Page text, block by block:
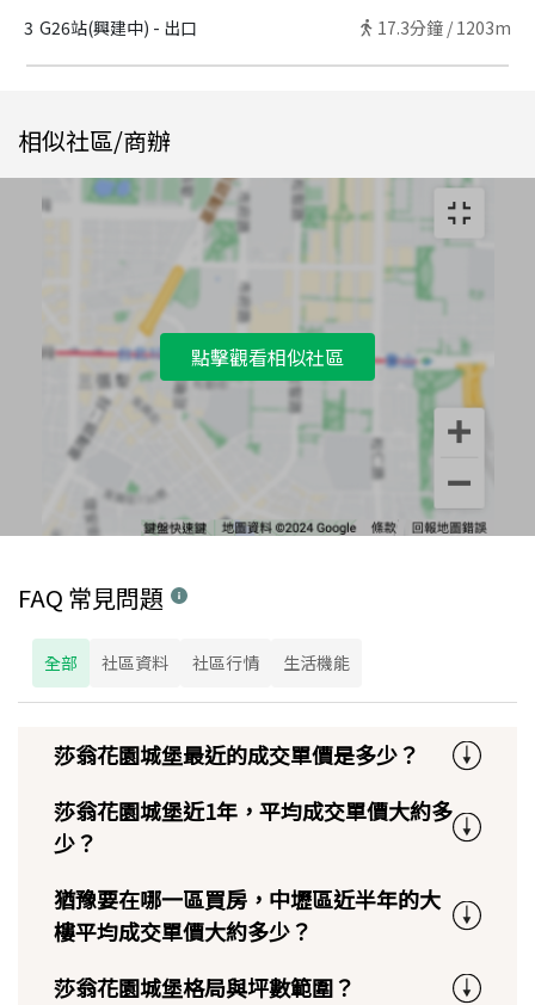
3 G26站(興建中) - 出口 17.3分鐘 / 1203m
相似社區/商辦
點擊觀看相似社區
FAQ 常見問題
全部 社區資料 社區行情 生活機能
莎翁花園城堡最近的成交單價是多少？
莎翁花園城堡近1年，平均成交單價大約多
少？
猶豫要在哪一區買房，中壢區近半年的大
樓平均成交單價大約多少？
莎翁花園城堡格局與坪數範圍？